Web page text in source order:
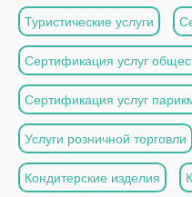
Туристические услуги
Сертификация услуг
Сертификация услуг
Услуги розничной торговли
Кондитерские изделия